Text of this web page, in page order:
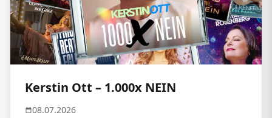
Kerstin Ott – 1.000x NEIN
08.07.2026